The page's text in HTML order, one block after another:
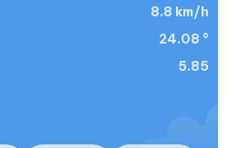
8.8 km/h
24.08 °
5.85